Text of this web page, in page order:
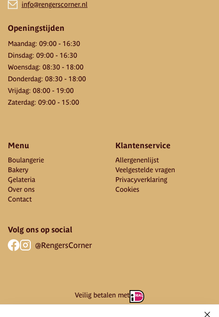
info@rengerscorner.nl
Openingstijden
Maandag: 09:00 - 16:30
Dinsdag: 09:00 - 16:30
Woensdag: 08:30 - 18:00
Donderdag: 08:30 - 18:00
Vrijdag: 08:00 - 19:00
Zaterdag: 09:00 - 15:00
Menu
Boulangerie
Bakery
Gelateria
Over ons
Contact
Klantenservice
Allergenenlijst
Veelgestelde vragen
Privacyverklaring
Cookies
Volg ons op social
@RengersCorner
Veilig betalen met